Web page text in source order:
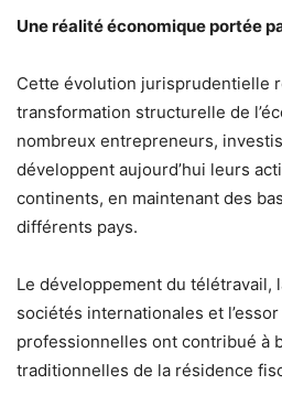
Une réalité économique portée
Cette évolution jurisprudentielle
transformation structurelle de
nombreux entrepreneurs,
développent aujourd’hui leurs
continents, en maintenant des
différents pays.
Le développement du télétravail,
sociétés internationales et
professionnelles ont contribué à
traditionnelles de la résidence